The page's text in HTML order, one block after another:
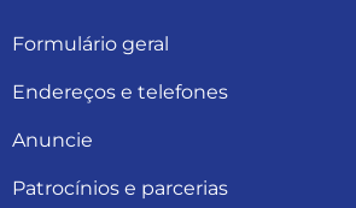
Formulário geral
Endereços e telefones
Anuncie
Patrocínios e parcerias